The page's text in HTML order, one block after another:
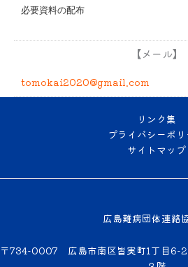
必要資料の配布
【メール】
tomokai2020@gmail.com
リンク集
プライバシーポリ
サイトマップ
広島難病団体連絡
〒734-0007 広島市南区皆実町1丁目6-